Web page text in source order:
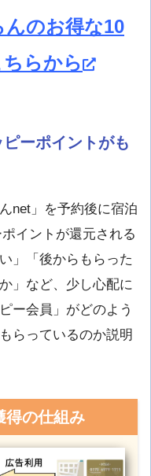
のお得な10
らから
ーポイントがも
net」を予約後に宿泊
イントが還元される
」「後からもらった
」など、少し心配に
ー会員」がどのよう
らっているのか説明
得の仕組み